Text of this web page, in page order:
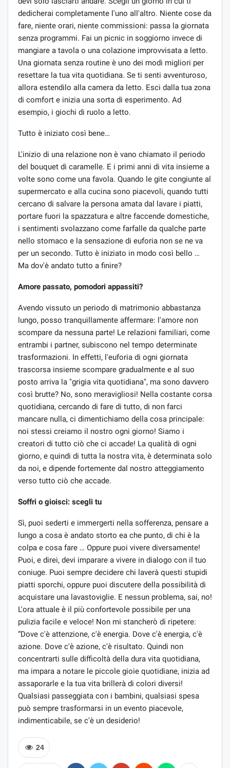
dedicherai completamente l'uno all'altro. Niente cose da
fare, niente orari, niente commissioni: passa la giornata
senza programmi. Fai un picnic in soggiorno invece di
mangiare a tavola o una colazione improvvisata a letto.
Una giornata senza routine è uno dei modi migliori per
resettare la tua vita quotidiana. Se ti senti avventuroso,
allora estendilo alla camera da letto. Esci dalla tua zona
di comfort e inizia una sorta di esperimento. Ad
esempio, i giochi di ruolo a letto.
Tutto è iniziato così bene…
L'inizio di una relazione non è vano chiamato il periodo
del bouquet di caramelle. E i primi anni di vita insieme a
volte sono come una favola. Quando le gite congiunte al
supermercato e alla cucina sono piacevoli, quando tutti
cercano di salvare la persona amata dal lavare i piatti,
portare fuori la spazzatura e altre faccende domestiche,
i sentimenti svolazzano come farfalle da qualche parte
nello stomaco e la sensazione di euforia non se ne va
per un secondo. Tutto è iniziato in modo così bello …
Ma dov'è andato tutto a finire?
Amore passato, pomodori appassiti?
Avendo vissuto un periodo di matrimonio abbastanza
lungo, posso tranquillamente affermare: l'amore non
scompare da nessuna parte! Le relazioni familiari, come
entrambi i partner, subiscono nel tempo determinate
trasformazioni. In effetti, l'euforia di ogni giornata
trascorsa insieme scompare gradualmente e al suo
posto arriva la "grigia vita quotidiana", ma sono davvero
così brutte? No, sono meravigliosi! Nella costante corsa
quotidiana, cercando di fare di tutto, di non farci
mancare nulla, ci dimentichiamo della cosa principale:
noi stessi creiamo il nostro ogni giorno! Siamo i
creatori di tutto ciò che ci accade! La qualità di ogni
giorno, e quindi di tutta la nostra vita, è determinata solo
da noi, e dipende fortemente dal nostro atteggiamento
verso tutto ciò che accade.
Soffri o gioisci: scegli tu
Sì, puoi sederti e immergerti nella sofferenza, pensare a
lungo a cosa è andato storto ea che punto, di chi è la
colpa e cosa fare … Oppure puoi vivere diversamente!
Puoi, e direi, devi imparare a vivere in dialogo con il tuo
coniuge. Puoi sempre decidere chi laverà questi stupidi
piatti sporchi, oppure puoi discutere della possibilità di
acquistare una lavastoviglie. E nessun problema, sai, no!
L'ora attuale è il più confortevole possibile per una
pulizia facile e veloce! Non mi stancherò di ripetere:
“Dove c'è attenzione, c'è energia. Dove c'è energia, c'è
azione. Dove c'è azione, c'è risultato. Quindi non
concentrarti sulle difficoltà della dura vita quotidiana,
ma impara a notare le piccole gioie quotidiane, inizia ad
assaporarle e la tua vita brillerà di colori diversi!
Qualsiasi passeggiata con i bambini, qualsiasi spesa
può sempre trasformarsi in un evento piacevole,
indimenticabile, se c'è un desiderio!
24